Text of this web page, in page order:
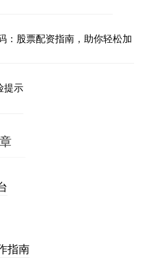
：股票配资指南，助你轻松加
提示
指南